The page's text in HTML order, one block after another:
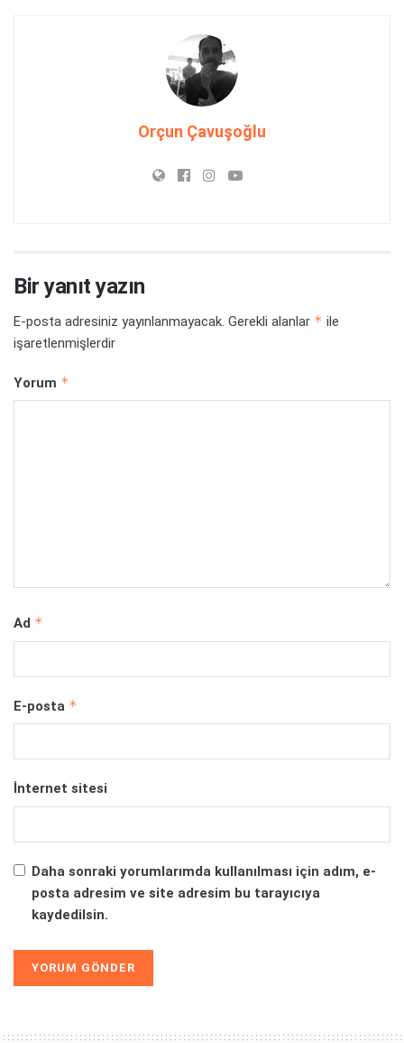
Orçun Çavuşoğlu
Bir yanıt yazın
E-posta adresiniz yayınlanmayacak. Gerekli alanlar * ile
işaretlenmişlerdir
Yorum *
Ad *
E-posta *
İnternet sitesi
Daha sonraki yorumlarımda kullanılması için adım, e-
posta adresim ve site adresim bu tarayıcıya
kaydedilsin.